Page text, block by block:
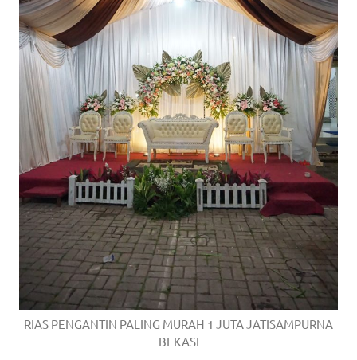
RIAS PENGANTIN PALING MURAH 1 JUTA JATISAMPURNA
BEKASI